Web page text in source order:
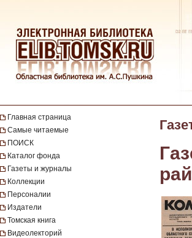
Главная страница
Самые читаемые
ПОИСК
Каталог фонда
Газеты и журналы
Коллекции
Персоналии
Издатели
Томская книга
Видеолекторий